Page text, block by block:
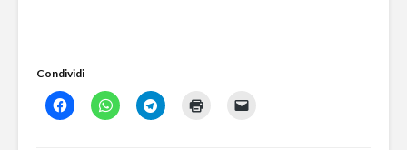
Condividi